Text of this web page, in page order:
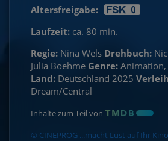
Altersfreigabe:
Laufzeit: ca. 80 min.
Regie: Nina Wels Drehbuch:
Julia Boehme Genre:
Land: Deutschland 2025
Dream/Central
Inhalte zum Teil von
© CINEPROG ...macht Lust auf Ihr